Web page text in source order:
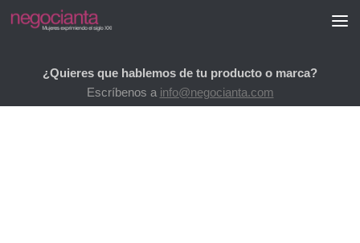
Saltar al contenido
¿Quieres que hablemos de tu producto o marca?
Escríbenos a info@negocianta.com